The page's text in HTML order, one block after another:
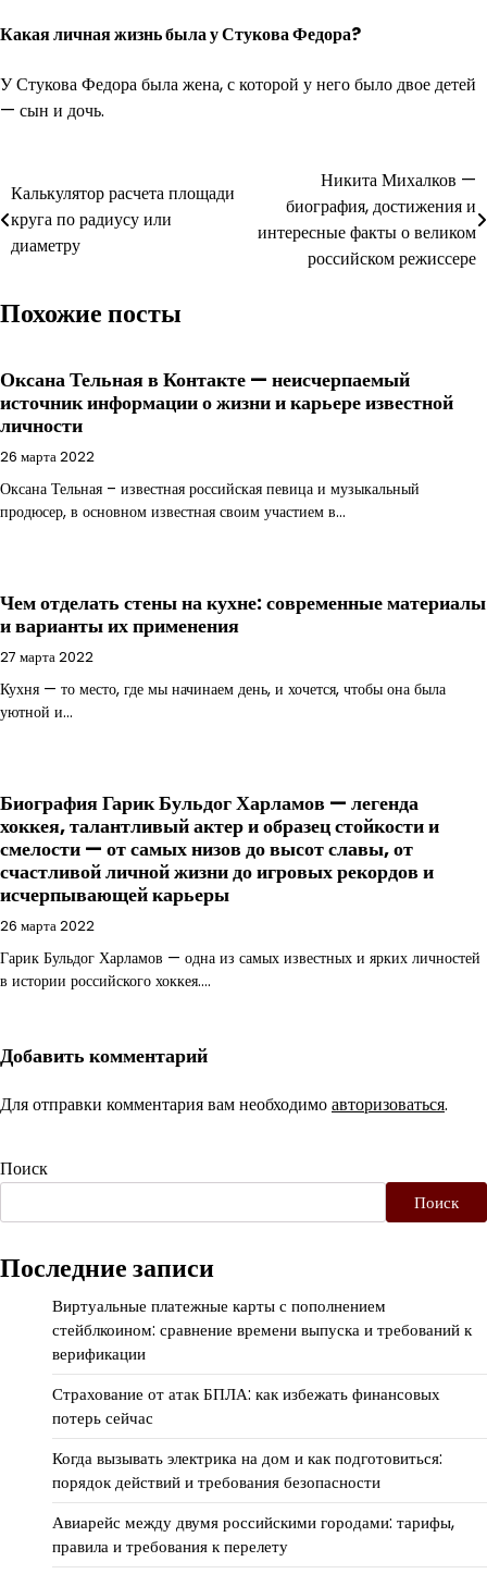
Какая личная жизнь была у Стукова Федора?
У Стукова Федора была жена, с которой у него было двое детей
— сын и дочь.
Навигация
по
записям
Калькулятор расчета площади
круга по радиусу или
диаметру
Никита Михалков —
биография, достижения и
интересные факты о великом
российском режиссере
Похожие посты
Оксана Тельная в Контакте — неисчерпаемый
источник информации о жизни и карьере известной
личности
26 марта 2022
Оксана Тельная – известная российская певица и музыкальный
продюсер, в основном известная своим участием в…
Чем отделать стены на кухне: современные материалы
и варианты их применения
27 марта 2022
Кухня — то место, где мы начинаем день, и хочется, чтобы она была
уютной и…
Биография Гарик Бульдог Харламов — легенда
хоккея, талантливый актер и образец стойкости и
смелости — от самых низов до высот славы, от
счастливой личной жизни до игровых рекордов и
исчерпывающей карьеры
26 марта 2022
Гарик Бульдог Харламов — одна из самых известных и ярких личностей
в истории российского хоккея.…
Добавить комментарий
Для отправки комментария вам необходимоавторизоваться.
Поиск
Поиск
Последние записи
Виртуальные платежные карты с пополнением
стейблкоином: сравнение времени выпуска и требований к
верификации
Страхование от атак БПЛА: как избежать финансовых
потерь сейчас
Когда вызывать электрика на дом и как подготовиться:
порядок действий и требования безопасности
Авиарейс между двумя российскими городами: тарифы,
правила и требования к перелету